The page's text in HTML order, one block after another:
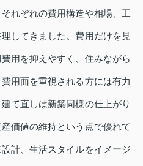
れぞれの費用構造や相場、工
してきました。費用だけを見
用を抑えやすく、住みながら
用面を重視される方には有力
て直しは新築同様の仕上がり
価値の維持という点で優れて
計、生活スタイルをイメージ